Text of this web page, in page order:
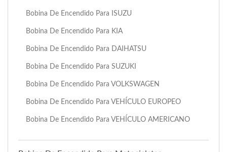
Bobina De Encendido Para ISUZU
Bobina De Encendido Para KIA
Bobina De Encendido Para DAIHATSU
Bobina De Encendido Para SUZUKI
Bobina De Encendido Para VOLKSWAGEN
Bobina De Encendido Para VEHÍCULO EUROPEO
Bobina De Encendido Para VEHÍCULO AMERICANO